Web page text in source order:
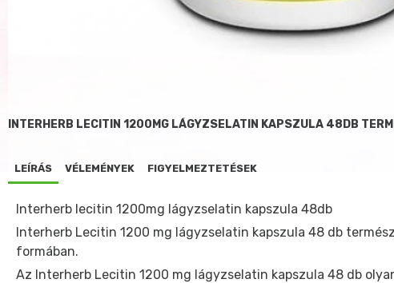
INTERHERB LECITIN 1200MG LÁGYZSELATIN KAPSZULA 48DB
LEÍRÁS VÉLEMÉNYEK FIGYELMEZTETÉSEK
Interherb lecitin 1200mg lágyzselatin kapszula 48db
Interherb Lecitin 1200 mg lágyzselatin kapszula 48 db
formában.
Az Interherb Lecitin 1200 mg lágyzselatin kapszula 48 db